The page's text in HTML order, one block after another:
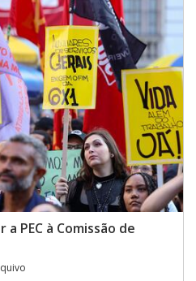
PEC à Comissão de